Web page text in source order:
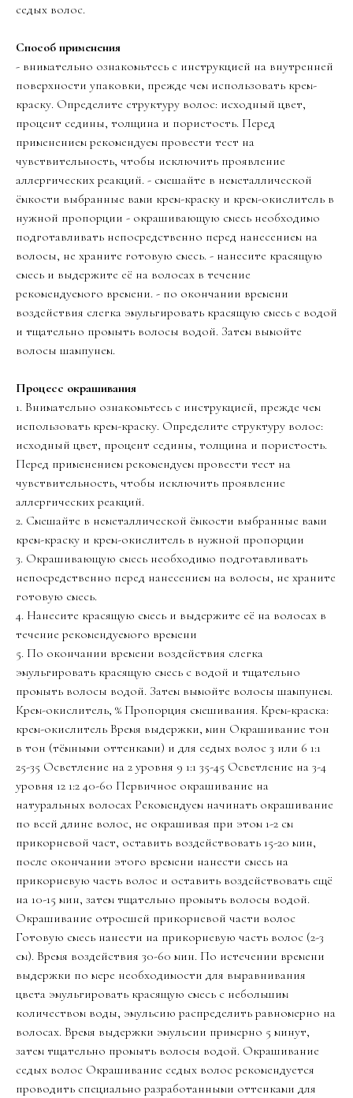
седых волос.
Способ применения
- внимательно ознакомьтесь с инструкцией на внутренней
поверхности упаковки, прежде чем использовать крем-
краску. Определите структуру волос: исходный цвет,
процент седины, толщина и пористость. Перед
применением рекомендуем провести тест на
чувствительность, чтобы исключить проявление
аллергических реакций. - смешайте в неметаллической
ёмкости выбранные вами крем-краску и крем-окислитель в
нужной пропорции - окрашивающую смесь необходимо
подготавливать непосредственно перед нанесением на
волосы, не храните готовую смесь. - нанесите красящую
смесь и выдержите её на волосах в течение
рекомендуемого времени. - по окончании времени
воздействия слегка эмульгировать красящую смесь с водой
и тщательно промыть волосы водой. Затем вымойте
волосы шампунем.
Процесс окрашивания
1. Внимательно ознакомьтесь с инструкцией, прежде чем
использовать крем-краску. Определите структуру волос:
исходный цвет, процент седины, толщина и пористость.
Перед применением рекомендуем провести тест на
чувствительность, чтобы исключить проявление
аллергических реакций.
2. Смешайте в неметаллической ёмкости выбранные вами
крем-краску и крем-окислитель в нужной пропорции
3. Окрашивающую смесь необходимо подготавливать
непосредственно перед нанесением на волосы, не храните
готовую смесь.
4. Нанесите красящую смесь и выдержите её на волосах в
течение рекомендуемого времени
5. По окончании времени воздействия слегка
эмульгировать красящую смесь с водой и тщательно
промыть волосы водой. Затем вымойте волосы шампунем.
Крем-окислитель, % Пропорция смешивания. Крем-краска:
крем-окислитель Время выдержки, мин Окрашивание тон
в тон (тёмными оттенками) и для седых волос 3 или 6 1:1
25-35 Осветление на 2 уровня 9 1:1 35-45 Осветление на 3-4
уровня 12 1:2 40-60 Первичное окрашивание на
натуральных волосах Рекомендуем начинать окрашивание
по всей длине волос, не окрашивая при этом 1-2 см
прикорневой част, оставить воздействовать 15-20 мин,
после окончании этого времени нанести смесь на
прикорневую часть волос и оставить воздействовать ещё
на 10-15 мин, затем тщательно промыть волосы водой.
Окрашивание отросшей прикорневой части волос
Готовую смесь нанести на прикорневую часть волос (2-3
см). Время воздействия 30-60 мин. По истечении времени
выдержки по мере необходимости для выравнивания
цвета эмульгировать красящую смесь с небольшим
количеством воды, эмульсию распределить равномерно на
волосах. Время выдержки эмульсии примерно 5 минут,
затем тщательно промыть волосы водой. Окрашивание
седых волос Окрашивание седых волос рекомендуется
проводить специально разработанными оттенками для